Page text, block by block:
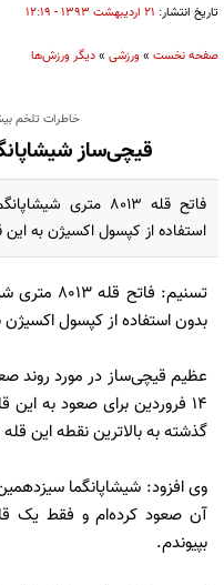
تاریخ انتشار: ۲۱ ارديبهشت ۱۳۹۳ - ۱۲:۱۹
صفحه نخست »ورزشی »دیگر ورزش‌ها
خاطرات تلخم
قیچی‌ساز
استفاده از کپسول اکسیژن به
بدون استفاده از کپسول
عظیم قیچی‌ساز در مورد روند
14 فروردین برای صعود به
گذشته به بالاترین نقطه این
بپیوندم.